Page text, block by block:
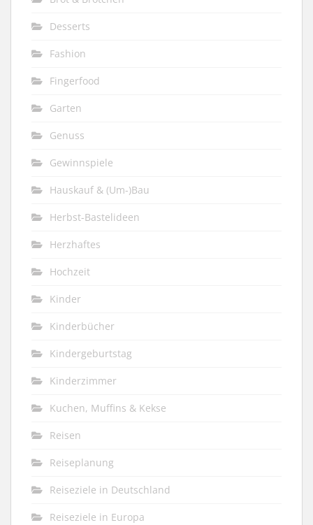
Desserts
Fashion
Fingerfood
Garten
Genuss
Gewinnspiele
Hauskauf & (Um-)Bau
Herbst-Bastelideen
Herzhaftes
Hochzeit
Kinder
Kinderbücher
Kindergeburtstag
Kinderzimmer
Kuchen, Muffins & Kekse
Reisen
Reiseplanung
Reiseziele in Deutschland
Reiseziele in Europa